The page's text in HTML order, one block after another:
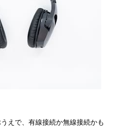
えで、有線接続か無線接続かも